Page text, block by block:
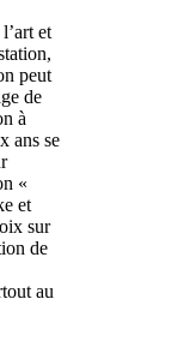
et
peut
de
à
ans se
«
et
sur
de
au